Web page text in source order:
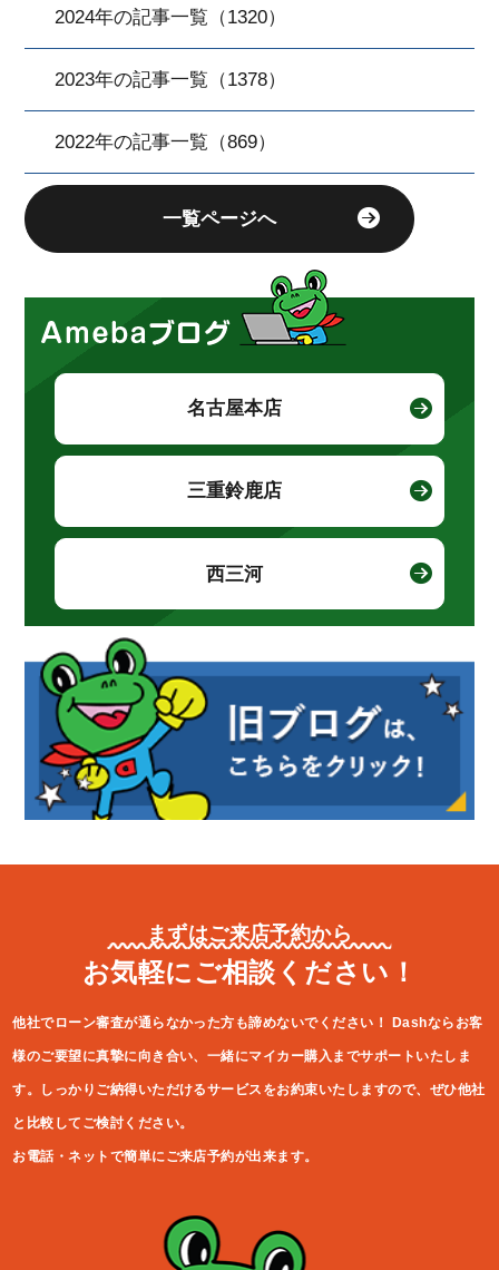
2024年の記事一覧（1320）
2023年の記事一覧（1378）
2022年の記事一覧（869）
一覧ページへ
名古屋本店
三重鈴鹿店
西三河
まずはご来店予約から
お気軽にご相談ください！
他社でローン審査が通らなかった方も諦めないでください！ Dashならお客
様のご要望に真摯に向き合い、一緒にマイカー購入ま でサポートいたしま
す。しっかりご納得いただけるサービスをお約束いたしますので、ぜひ他社
と比較してご検討ください。
お電話・ネットで簡単にご来店予約が出来ます。